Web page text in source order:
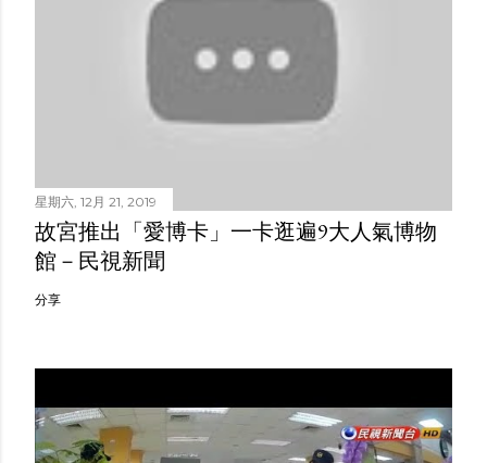
星期六, 12月 21, 2019
故宮推出「愛博卡」一卡逛遍9大人氣博物
館－民視新聞
分享